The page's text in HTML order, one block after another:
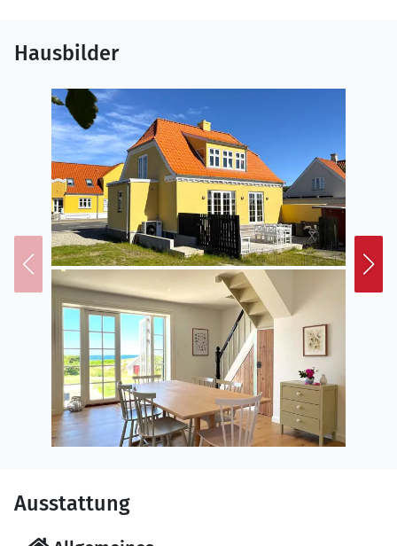
Hausbilder
Ausstattung